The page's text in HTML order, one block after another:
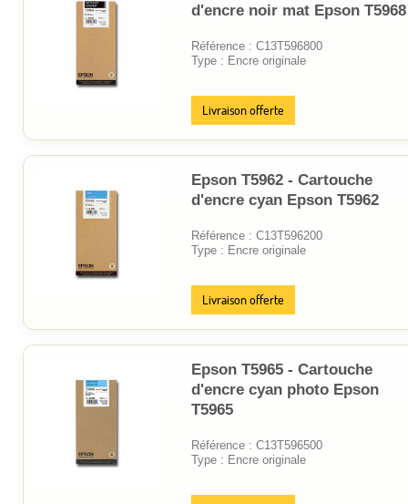
d'encre noir mat Epson T5968
Référence : C13T596800
Type : Encre originale
Livraison offerte
Epson T5962 - Cartouche
d'encre cyan Epson T5962
Référence : C13T596200
Type : Encre originale
Livraison offerte
Epson T5965 - Cartouche
d'encre cyan photo Epson
T5965
Référence : C13T596500
Type : Encre originale